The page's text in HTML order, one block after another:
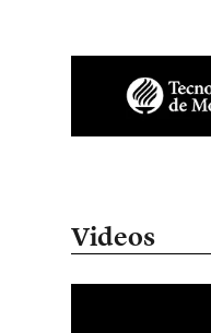
Videos